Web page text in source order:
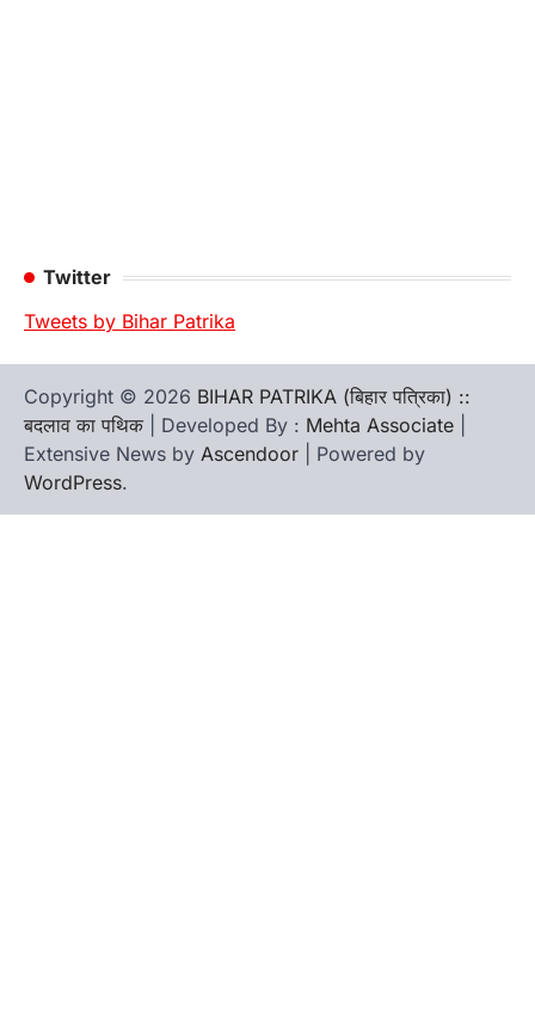
Twitter
Tweets by Bihar Patrika
Copyright © 2026 BIHAR PATRIKA (बिहार पत्रिका) ::
बदलाव का पथिक | Developed By : Mehta Associate
Extensive News by Ascendoor | Powered by
WordPress.